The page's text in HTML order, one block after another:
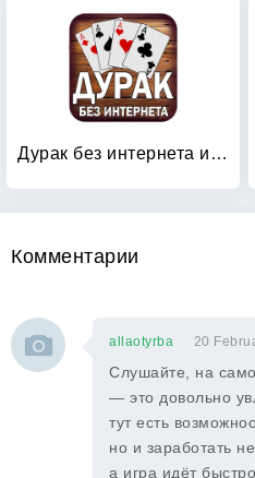
Дурак без интернета и онлайн
Комментарии
allaotyrba 20
Слушайте, на
— это довольно
тут есть
но и заработать
а игра идёт